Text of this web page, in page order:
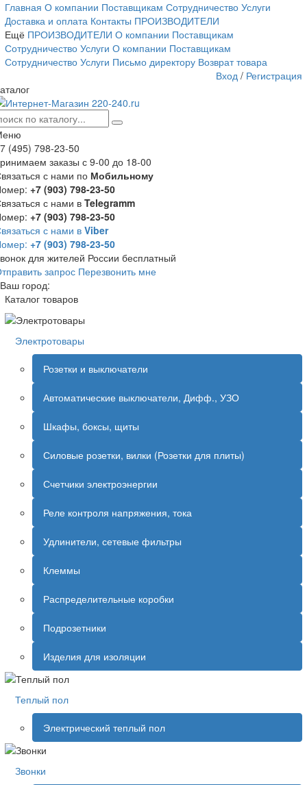
Главная О компании Поставщикам Сотрудничество Услуги
Доставка и оплата Контакты ПРОИЗВОДИТЕЛИ
Ещё ПРОИЗВОДИТЕЛИ О компании Поставщикам
Сотрудничество Услуги О компании Поставщикам
Сотрудничество Услуги Письмо директору Возврат товара
Вход / Регистрация
(495) 798-23-50
заказы с 9-00 до 18-00
с нами по Мобильному
+7 (903) 798-23-50
с нами в Telegramm
+7 (903) 798-23-50
с нами в Viber
+7 (903) 798-23-50
для жителей России бесплатный
запрос Перезвонить мне
Ваш город:
Каталог товаров
Электротовары
Розетки и выключатели
Автоматические выключатели, Дифф., УЗО
Шкафы, боксы, щиты
Силовые розетки, вилки (Розетки для плиты)
Счетчики электроэнергии
Реле контроля напряжения, тока
Удлинители, сетевые фильтры
Клеммы
Распределительные коробки
Подрозетники
Изделия для изоляции
Теплый пол
Электрический теплый пол
Звонки